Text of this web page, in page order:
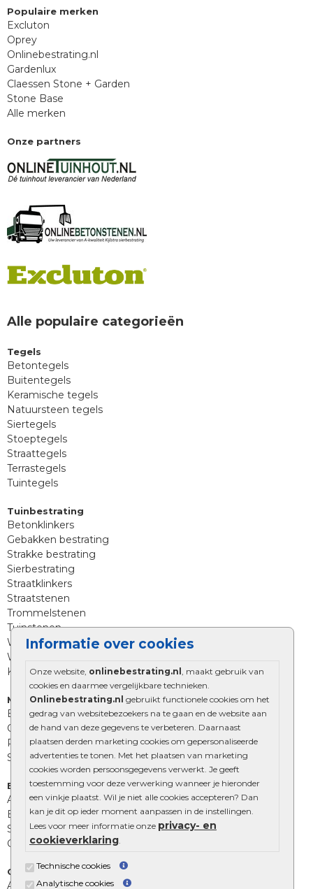
Informatie over cookies
Onze website, onlinebestrating.nl , maakt gebruik van
cookies en daarmee vergelijkbare technieken.
Onlinebestrating.nl gebruikt functionele cookies om het
gedrag van websitebezoekers na te gaan en de website aan
de hand van deze gegevens te verbeteren. Daarnaast
plaatsen derden marketing cookies om gepersonaliseerde
advertenties te tonen. Met het plaatsen van marketing
cookies worden persoonsgegevens verwerkt. Je geeft
toestemming voor deze verwerking wanneer je hieronder
een vinkje plaatst. Wil je niet alle cookies accepteren? Dan
kan je dit op ieder moment aanpassen in de instellingen.
Lees voor meer informatie onze privacy- en
cookieverklaring.
Technische cookies
Analytische cookies
Populaire merken
Excluton
Oprey
Onlinebestrating.nl
Gardenlux
Claessen Stone + Garden
Stone Base
Alle merken
Onze partners
Alle populaire categorieën
Tegels
Betontegels
Buitentegels
Keramische tegels
Natuursteen tegels
Siertegels
Stoeptegels
Straattegels
Terrastegels
Tuintegels
Tuinbestrating
Betonklinkers
Gebakken bestrating
Strakke bestrating
Sierbestrating
Straatklinkers
Straatstenen
Trommelstenen
Tuinstenen
Waalformaat
Wildverband bestrating
Kingstones
Muurelementen
Betonbielzen
Opsluitbanden
Palissades
Stapelblokken
Extra benodigdheden
Afwatering en diversen
Beplantings en betonelementen
Split, grind en zand
Oprit tegels
Overig
Aanbiedingen